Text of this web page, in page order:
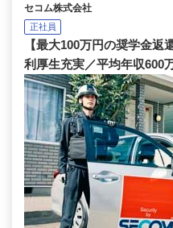
セコム株式会社
正社員
【最大100万円の奨学金
利厚生充実／平均年収600